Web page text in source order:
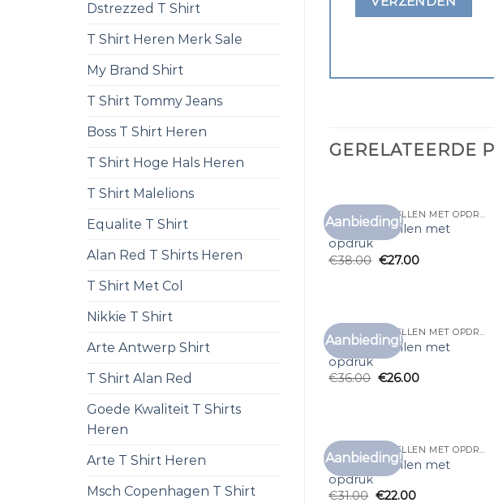
Dstrezzed T Shirt
T Shirt Heren Merk Sale
My Brand Shirt
T Shirt Tommy Jeans
Boss T Shirt Heren
T Shirt Hoge Hals Heren
T Shirt Malelions
Equalite T Shirt
Alan Red T Shirts Heren
T Shirt Met Col
Nikkie T Shirt
Arte Antwerp Shirt
T Shirt Alan Red
Goede Kwaliteit T Shirts
Heren
Arte T Shirt Heren
Msch Copenhagen T Shirt
GERELATEERDE
Aanbieding!
Toevoegen
aan
t shirt bestellen met
opdruk
€38.00 €27.00
Aanbieding!
Toevoegen
aan
T SHIRT BESTELLEN MET OPDRUK
t shirt bestellen met
opdruk
€36.00 €26.00
Aanbieding!
Toevoegen
aan
T SHIRT BESTELLEN MET OPDRUK
t shirt bestellen met
opdruk
€31.00 €22.00